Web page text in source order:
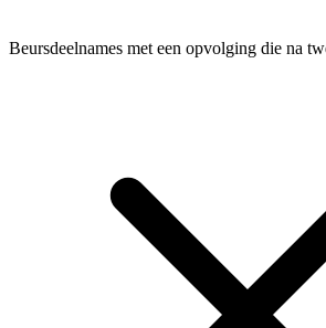
Beursdeelnames met een opvolging die na